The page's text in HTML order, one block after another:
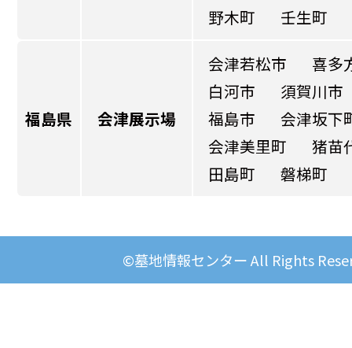
野木町
壬生町
福島県 会津展示場
会津若松市
喜多
白河市
須賀川市
福島市
会津坂下
会津美里町
猪苗
田島町
磐梯町
©墓地情報センター All Rights